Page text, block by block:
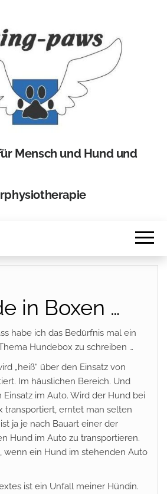
Mensch und Hund und
in Boxen …
habe ich das Bedürfnis mal ein
Hundebox zu schreiben …
„heiß“ über den Einsatz von
Im häuslichen Bereich. Und
im Auto. Wird der Hund bei
transportiert, erntet man selten
ja je nach Bauart einer der
Hund im Auto zu transportieren.
wenn ein Hund im stehenden Auto
ist ein Unfall meiner Hündin.